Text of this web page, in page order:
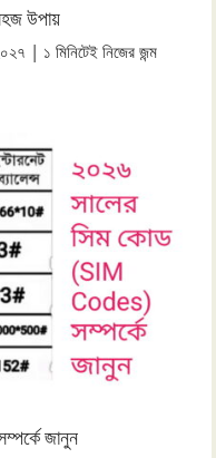
উপায়
| ১ মিনিটেই নিজের জন্ম
জানুন